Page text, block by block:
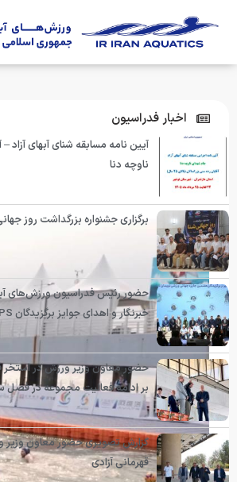
اخبار فدراسیون
آیین نامه مسابقه شنای آبهای آزاد
ناوچه دنا
برگزاری جشنواره بزرگداشت روز
حضور رئیس فدراسیون ورزش‌های
خبرنگار و اهدای جوایز برگزیدگان AIPS
حضور معاون وزیر ورزش در استخر
بر ادامه فعالیت مجموعه در فصل
گزارش تصویری حضور معاون وزیر
قهرمانی آزادی